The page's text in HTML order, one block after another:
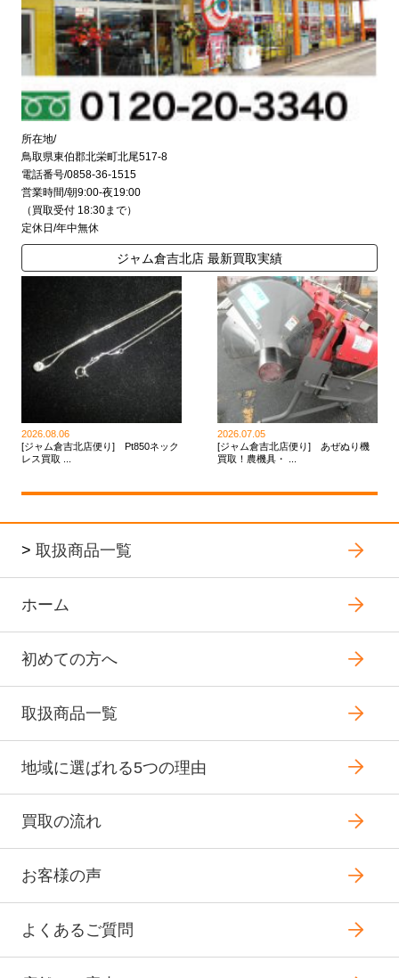
所在地/
鳥取県東伯郡北栄町北尾517-8
電話番号/0858-36-1515
営業時間/朝9:00-夜19:00
（買取受付 18:30まで）
定休日/年中無休
ジャム倉吉北店 最新買取実績
2026.08.06
[ジャム倉吉北店便り] Pt850ネック
レス買取 ...
2026.07.05
[ジャム倉吉北店便り] あぜぬり機
買取！農機具・ ...
> 取扱商品一覧
ホーム
初めての方へ
取扱商品一覧
地域に選ばれる5つの理由
買取の流れ
お客様の声
よくあるご質問